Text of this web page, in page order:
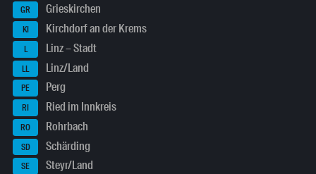
GR Grieskirchen
KI Kirchdorf an der Krems
L Linz – Stadt
LL Linz/Land
PE Perg
RI Ried im Innkreis
RO Rohrbach
SD Schärding
SE Steyr/Land